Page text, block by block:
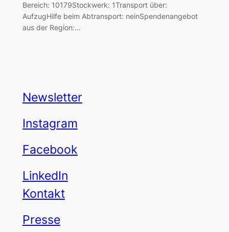
Bereich: 10179Stockwerk: 1Transport über:
AufzugHilfe beim Abtransport: neinSpendenangebot
aus der Region:…
Newsletter
Instagram
Facebook
LinkedIn
Kontakt
Presse